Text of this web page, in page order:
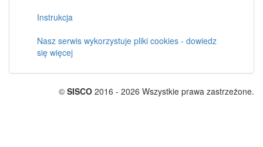
Instrukcja
Nasz serwis wykorzystuje pliki cookies - dowiedz
się więcej
© SISCO 2016 - 2026 Wszystkie prawa zastrzeżone.